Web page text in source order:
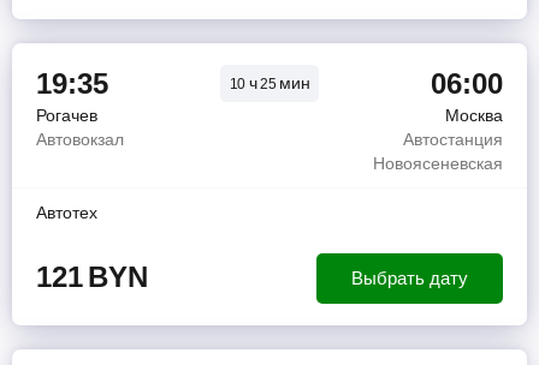
19:35 10 ч25 мин 06:00
Рогачев
Москва
Автовокзал
Автостанция
Новоясеневская
Автотех
121BYN Выбрать дату